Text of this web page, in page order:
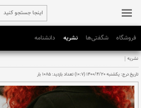
فروشگاه شگفتی‌ها نشریه دانشنامه